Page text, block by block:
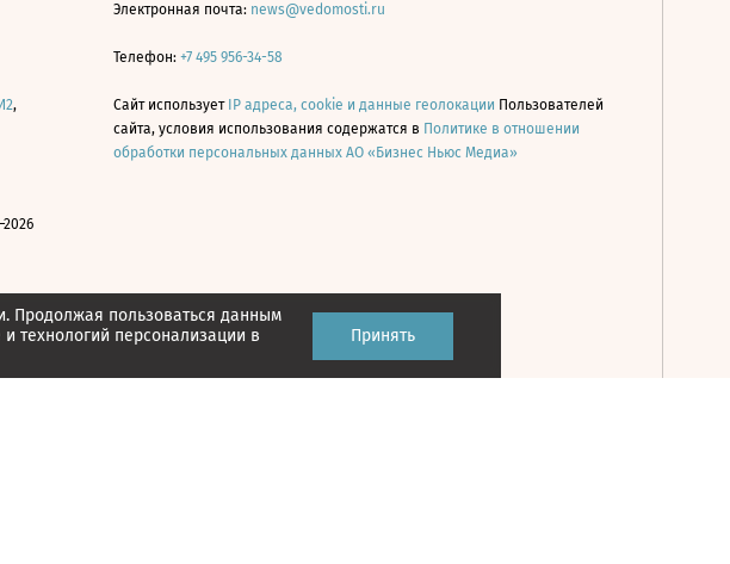
Продолжая пользоваться данным
технологий персонализации в
Принять
,
Электронная почта: news@vedomosti.ru
Телефон: +7 495 956-34-58
Сайт использует IP адреса, cookie и данные геолокации Пользователей
сайта, условия использования содержатся в Политике в отношении
обработки персональных данных АО «Бизнес Ньюс Медиа»